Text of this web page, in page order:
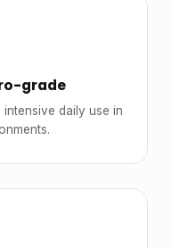
grade
daily use in